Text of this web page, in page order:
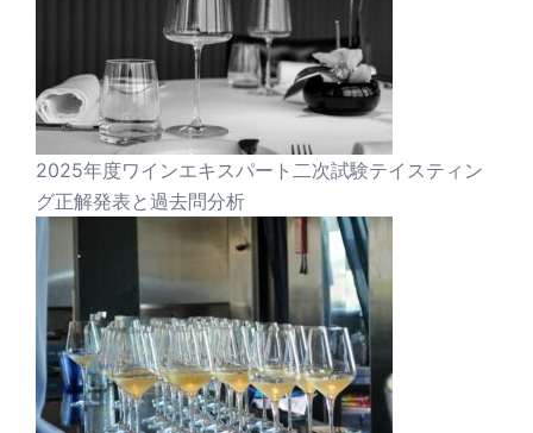
2025年度ワインエキスパート二次試験テイスティン
グ正解発表と過去問分析